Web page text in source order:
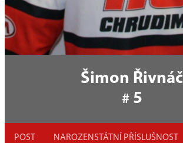
Šimon Řivnáč
# 5
POST
NAROZEN STÁTNÍ PŘÍSLUŠNOST